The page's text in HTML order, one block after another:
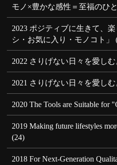
モノ×豊かな感性＝至福のひ
2023 ポジティブに生きて、
シ・お気に入り・モノコト」
2022 さりげない日々を愛しむ
2021 さりげない日々を愛しむ
2020 The Tools are Suitable for
2019 Making future lifestyles
(24)
2018 For Next-Generation